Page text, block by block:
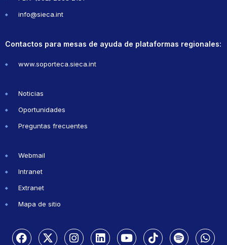
info@sieca.int
Contactos para mesas de ayuda de plataformas regionales:
www.soporteca.sieca.int
Noticias
Oportunidades
Preguntas frecuentes
Webmail
Intranet
Extranet
Mapa de sitio